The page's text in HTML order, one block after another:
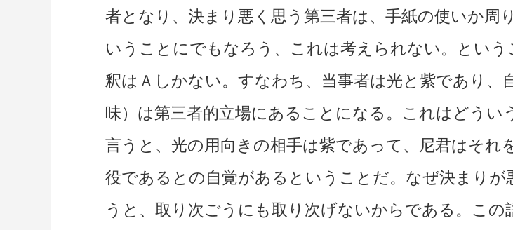
者となり、決まり悪く思う第三者は、手紙の使いか周
いうことにでもなろう、これは考えられない。という
釈はＡしかない。すなわち、当事者は光と紫であり、
味）は第三者的立場にあることになる。これはどうい
言うと、光の用向きの相手は紫であって、尼君はそれ
役であるとの自覚があるということだ。なぜ決まりが
うと、取り次ごうにも取り次げないからである。この